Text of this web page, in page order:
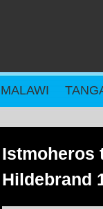
MALAWI
Istmoheros
Hildebrand